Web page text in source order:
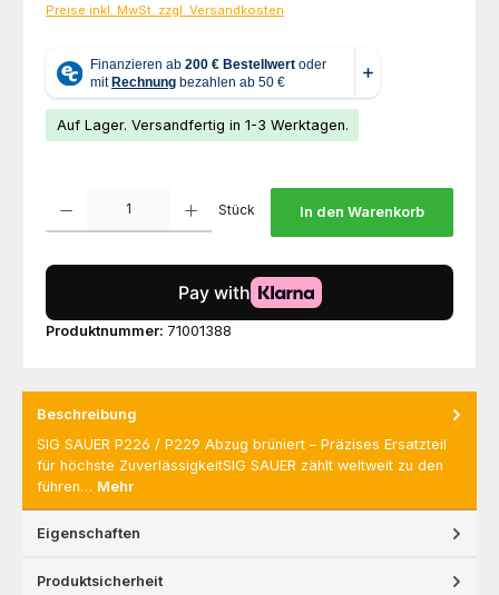
Preise inkl. MwSt. zzgl. Versandkosten
Auf Lager. Versandfertig in 1-3 Werktagen.
Stück In den Warenkorb
Produktnummer: 71001388
Beschreibung
SIG SAUER P226 / P229 Abzug brüniert – Präzises Ersatzteil
für höchste ZuverlässigkeitSIG SAUER zählt weltweit zu den
führen… Mehr
Eigenschaften
Produktsicherheit